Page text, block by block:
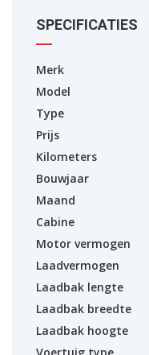
SPECIFICATIES
Merk
Model
Type
Prijs
Kilometers
Bouwjaar
Maand
Cabine
Motor vermogen
Laadvermogen
Laadbak lengte
Laadbak breedte
Laadbak hoogte